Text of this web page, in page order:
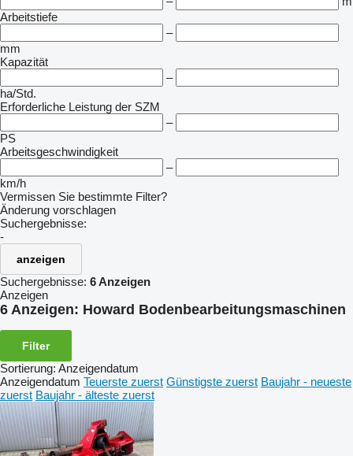
Arbeitstiefe
–
mm
Kapazität
–
ha/Std.
Erforderliche Leistung der SZM
–
PS
Arbeitsgeschwindigkeit
–
km/h
Vermissen Sie bestimmte Filter?
Änderung vorschlagen
Suchergebnisse:
-
anzeigen
Suchergebnisse: 6 Anzeigen
Anzeigen
6 Anzeigen: Howard Bodenbearbeitungsmaschinen
Filter
Sortierung: Anzeigendatum
Anzeigendatum Teuerste zuerst Günstigste zuerst Baujahr - neueste
zuerst Baujahr - älteste zuerst